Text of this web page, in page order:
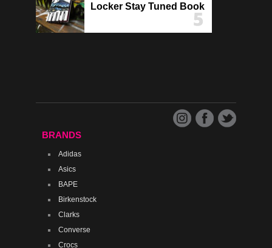
Locker Stay Tuned Book
BRANDS
Adidas
Asics
BAPE
Birkenstock
Clarks
Converse
Crocs